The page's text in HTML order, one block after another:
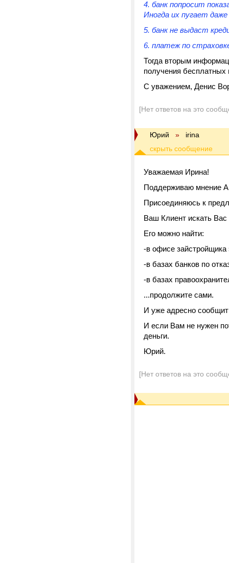
4. банк попросит
Иногда их пугает
5. банк не выдаст
6. платеж по
Тогда вторым
получения бесплатных
С уважением, Денис
[Нет ответов на это
Юрий » irina
Уважаемая Ирина!
Поддерживаю мнение
Присоединяюсь к
Ваш Клиент искать Вас
Его можно найти:
-в офисе
-в базах банков по
-в базах
...продолжите сами.
И уже адресно
И если Вам не нужен
деньги.
Юрий.
[Нет ответов на это